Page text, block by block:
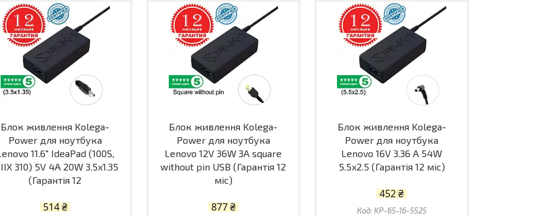
Блок живлення Kolega-
Power для ноутбука
11.6" IdeaPad (100S,
310) 5V 4A 20W 3.5x1.35
(Гарантія 12
514 ₴
Блок живлення Kolega-
Power для ноутбука
Lenovo 12V 36W 3A square
without pin USB (Гарантія 12
міс)
877 ₴
Блок живлення Kolega-
Power для ноутбука
Lenovo 16V 3.36 A 54W
5.5x2.5 (Гарантія 12 міс)
452 ₴
KP-65-16-5525